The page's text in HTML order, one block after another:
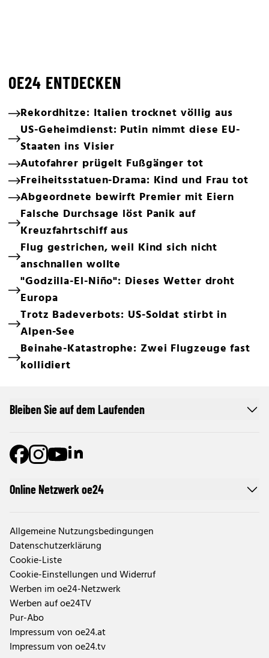
OE24 ENTDECKEN
Rekordhitze: Italien trocknet völlig aus
US-Geheimdienst: Putin nimmt diese EU-
Staaten ins Visier
Autofahrer prügelt Fußgänger tot
Freiheitsstatuen-Drama: Kind und Frau tot
Abgeordnete bewirft Premier mit Eiern
Falsche Durchsage löst Panik auf
Kreuzfahrtschiff aus
Flug gestrichen, weil Kind sich nicht
anschnallen wollte
"Godzilla-El-Niño": Dieses Wetter droht
Europa
Trotz Badeverbots: US-Soldat stirbt in
Alpen-See
Beinahe-Katastrophe: Zwei Flugzeuge fast
kollidiert
Online Netzwerk oe24
Allgemeine Nutzungsbedingungen
Datenschutzerklärung
Cookie-Liste
Cookie-Einstellungen und Widerruf
Werben im oe24-Netzwerk
Werben auf oe24TV
Pur-Abo
Impressum von oe24.at
Impressum von oe24.tv
Bleiben Sie auf dem Laufenden